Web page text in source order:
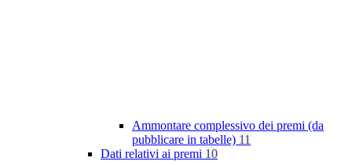
Ammontare complessivo dei premi (da
pubblicare in tabelle) 11
Dati relativi ai premi 10